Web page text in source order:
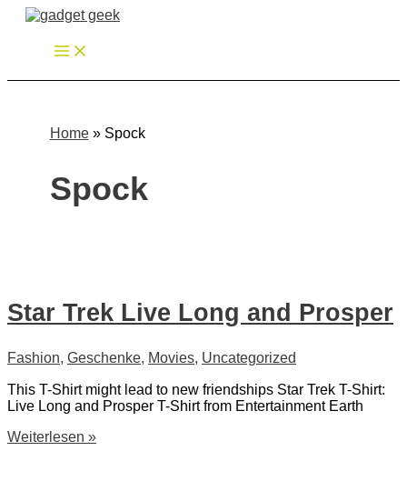
Zum
springen
Home» Spock
Spock
Star Trek Live Long and Prosper
Fashion, Geschenke, Movies, Uncategorized
This T-Shirt might lead to new friendships Star Trek T-Shirt:
Live Long and Prosper T-Shirt from Entertainment Earth
Star
Weiterlesen »